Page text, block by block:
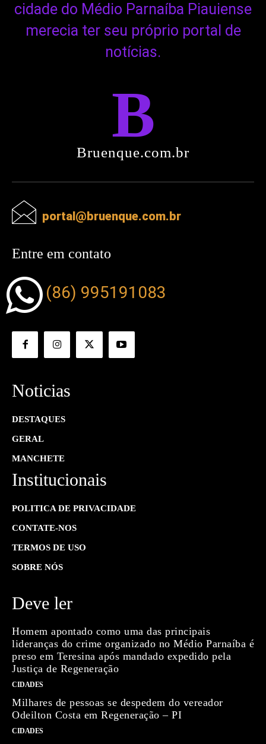
cidade do Médio Parnaíba Piauiense
merecia ter seu próprio portal de
notícias.
B
Bruenque.com.br
portal@bruenque.com.br
Entre em contato
(86) 995191083
Noticias
DESTAQUES
GERAL
MANCHETE
Institucionais
POLITICA DE PRIVACIDADE
CONTATE-NOS
TERMOS DE USO
SOBRE NÓS
Deve ler
Homem apontado como uma das principais
lideranças do crime organizado no Médio Parnaíba é
preso em Teresina após mandado expedido pela
Justiça de Regeneração
CIDADES
Milhares de pessoas se despedem do vereador
Odeilton Costa em Regeneração – PI
CIDADES